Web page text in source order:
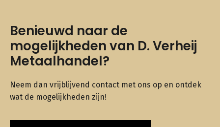
Benieuwd naar de
mogelijkheden van D. Verheij
Metaalhandel?
Neem dan vrijblijvend contact met ons op en ontdek
wat de mogelijkheden zijn!